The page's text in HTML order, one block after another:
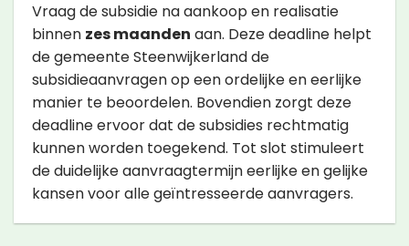
Vraag de subsidie na aankoop en realisatie
binnen zes maanden aan. Deze deadline helpt
de gemeente Steenwijkerland de
subsidieaanvragen op een ordelijke en eerlijke
manier te beoordelen. Bovendien zorgt deze
deadline ervoor dat de subsidies rechtmatig
kunnen worden toegekend. Tot slot stimuleert
de duidelijke aanvraagtermijn eerlijke en gelijke
kansen voor alle geïntresseerde aanvragers.